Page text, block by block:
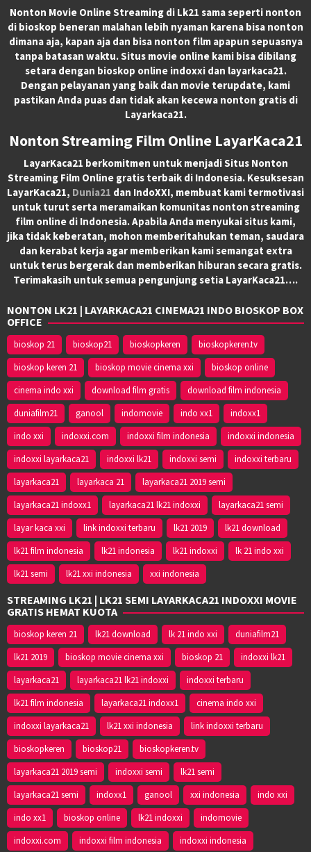
Nonton Movie Online Streaming di Lk21 sama seperti nonton
di bioskop beneran malahan lebih nyaman karena bisa nonton
dimana aja, kapan aja dan bisa nonton film apapun sepuasnya
tanpa batasan waktu. Situs movie online kami bisa dibilang
setara dengan bioskop online indoxxi dan layarkaca21.
Dengan pelayanan yang baik dan movie terupdate, kami
pastikan Anda puas dan tidak akan kecewa nonton gratis di
Layarkaca21.
Nonton Streaming Film Online LayarKaca21
LayarKaca21 berkomitmen untuk menjadi Situs Nonton
Streaming Film Online gratis terbaik di Indonesia. Kesuksesan
LayarKaca21, Dunia21 dan IndoXXI, membuat kami termotivasi
untuk turut serta meramaikan komunitas nonton streaming
film online di Indonesia. Apabila Anda menyukai situs kami,
jika tidak keberatan, mohon memberitahukan teman, saudara
dan kerabat kerja agar memberikan kami semangat extra
untuk terus bergerak dan memberikan hiburan secara gratis.
Terimakasih untuk semua pengunjung setia LayarKaca21….
NONTON LK21 | LAYARKACA21 CINEMA21 INDO BIOSKOP BOX
OFFICE
bioskop 21 bioskop21 bioskopkeren
bioskopkeren.tv
bioskop keren 21
bioskop movie cinema xxi
bioskop online
cinema indo xxi
download film gratis
download film indonesia
duniafilm21
ganool indomovie indo xx1
indoxx1
indo xxi
indoxxi.com indoxxi film indonesia
indoxxi indonesia
indoxxi layarkaca21
indoxxi lk21 indoxxi semi
indoxxi terbaru
layarkaca21
layarkaca 21
layarkaca21 2019 semi
layarkaca21 indoxx1
layarkaca21 lk21 indoxxi
layarkaca21 semi
layar kaca xxi
link indoxxi terbaru lk21 2019
lk21 download
lk21 film indonesia
lk21 indonesia lk21 indoxxi
lk 21 indo xxi
lk21 semi
lk21 xxi indonesia xxi indonesia
STREAMING LK21 | LK21 SEMI LAYARKACA21 INDOXXI MOVIE
GRATIS HEMAT KUOTA
bioskop keren 21 lk21 download lk 21 indo xxi
duniafilm21
lk21 2019
bioskop movie cinema xxi bioskop 21
indoxxi lk21
layarkaca21
layarkaca21 lk21 indoxxi
indoxxi terbaru
lk21 film indonesia
layarkaca21 indoxx1
cinema indo xxi
indoxxi layarkaca21
lk21 xxi indonesia
link indoxxi terbaru
bioskopkeren
bioskop21
bioskopkeren.tv
layarkaca21 2019 semi
indoxxi semi
lk21 semi
layarkaca21 semi
indoxx1 ganool xxi indonesia
indo xxi
indo xx1
bioskop online lk21 indoxxi
indomovie
indoxxi.com
indoxxi film indonesia indoxxi indonesia